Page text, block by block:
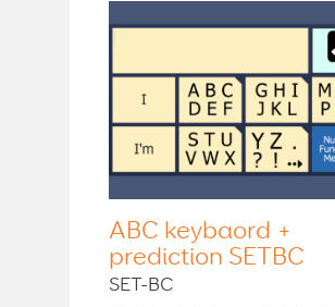
ABC keybaord +
prediction SETBC
SET-BC